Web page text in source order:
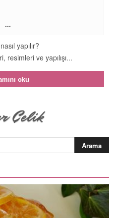
...
yapılır?
resimleri ve yapılışı...
oku